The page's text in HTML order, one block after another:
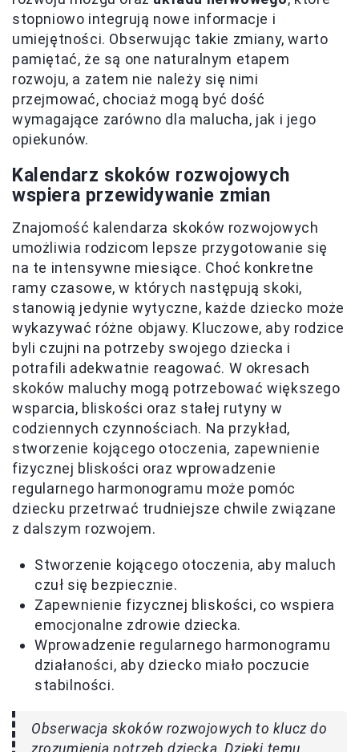
stopniowo integrują nowe informacje i
umiejętności. Obserwując takie zmiany, warto
pamiętać, że są one naturalnym etapem
rozwoju, a zatem nie należy się nimi
przejmować, chociaż mogą być dość
wymagające zarówno dla malucha, jak i jego
opiekunów.
Kalendarz skoków rozwojowych
wspiera przewidywanie zmian
Znajomość kalendarza skoków rozwojowych
umożliwia rodzicom lepsze przygotowanie się
na te intensywne miesiące. Choć konkretne
ramy czasowe, w których następują skoki,
stanowią jedynie wytyczne, każde dziecko może
wykazywać różne objawy. Kluczowe, aby rodzice
byli czujni na potrzeby swojego dziecka i
potrafili adekwatnie reagować. W okresach
skoków maluchy mogą potrzebować większego
wsparcia, bliskości oraz stałej rutyny w
codziennych czynnościach. Na przykład,
stworzenie kojącego otoczenia, zapewnienie
fizycznej bliskości oraz wprowadzenie
regularnego harmonogramu może pomóc
dziecku przetrwać trudniejsze chwile związane
z dalszym rozwojem.
Stworzenie kojącego otoczenia, aby maluch
czuł się bezpiecznie.
Zapewnienie fizycznej bliskości, co wspiera
emocjonalne zdrowie dziecka.
Wprowadzenie regularnego harmonogramu
działaności, aby dziecko miało poczucie
stabilności.
Obserwacja skoków rozwojowych to klucz do